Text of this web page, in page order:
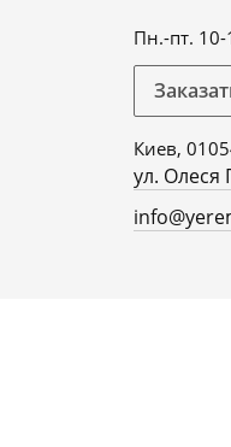
Пн.-пт.
Киев,
ул. Олеся